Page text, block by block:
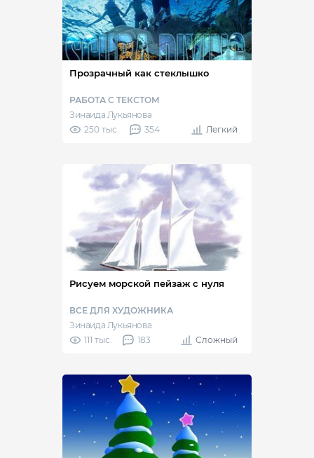
Прозрачный как стеклышко
РАБОТА С ТЕКСТОМ
Зинаида Лукьянова
250 тыс.
354 Легкий
Рисуем морской пейзаж с нуля
ВСЕ ДЛЯ ХУДОЖНИКА
Зинаида Лукьянова
111 тыс.
183 Сложный